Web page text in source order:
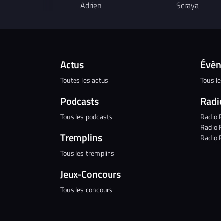
Adrien Soraya
Actus
Toutes les actus
Podcasts
Tous les podcasts
Tremplins
Tous les tremplins
Jeux-Concours
Tous les concours
Tous
Radio
Radio
Radio